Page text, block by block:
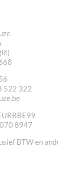
522 322
8947
BTW en